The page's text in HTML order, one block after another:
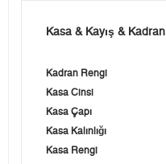
Kasa & Kayış & Kadran
Kadran Rengi
Kasa Cinsi
Kasa Çapı
Kasa Kalınlığı
Kasa Rengi